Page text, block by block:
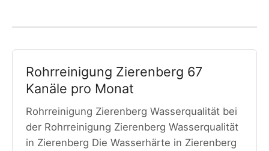
Rohrreinigung Zierenberg 67
Kanäle pro Monat
Rohrreinigung Zierenberg Wasserqualität bei
der Rohrreinigung Zierenberg Wasserqualität
in Zierenberg Die Wasserhärte in Zierenberg